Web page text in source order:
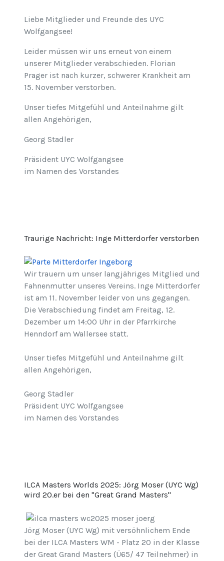
Liebe Mitglieder und Freunde des UYC
Wolfgangsee!
Leider müssen wir uns erneut von einem
unserer Mitglieder verabschieden. Florian
Prager ist nach kurzer, schwerer Krankheit am
15. November verstorben.
Unser tiefes Mitgefühl und Anteilnahme gilt
allen Angehörigen,
Georg Stadler
Präsident UYC Wolfgangsee
im Namen des Vorstandes
Traurige Nachricht: Inge Mitterdorfer verstorben
Wir trauern um unser langjähriges Mitglied und
Fahnenmutter unseres Vereins. Inge Mitterdorfer
ist am 11. November leider von uns gegangen.
Die Verabschiedung findet am Freitag, 12.
Dezember um 14:00 Uhr in der Pfarrkirche
Henndorf am Wallersee statt.
Unser tiefes Mitgefühl und Anteilnahme gilt
allen Angehörigen,
Georg Stadler
Präsident UYC Wolfgangsee
im Namen des Vorstandes
ILCA Masters Worlds 2025: Jörg Moser (UYC Wg)
wird 20.er bei den "Great Grand Masters"
Jörg Moser (UYC Wg) mit versöhnlichem Ende
bei der ILCA Masters WM - Platz 20 in der Klasse
der Great Grand Masters (Ü65/ 47 Teilnehmer) in